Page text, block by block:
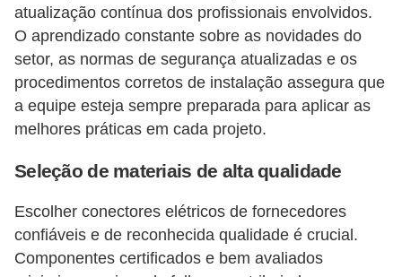
atualização contínua dos profissionais envolvidos.
O aprendizado constante sobre as novidades do
setor, as normas de segurança atualizadas e os
procedimentos corretos de instalação assegura que
a equipe esteja sempre preparada para aplicar as
melhores práticas em cada projeto.
Seleção de materiais de alta qualidade
Escolher conectores elétricos de fornecedores
confiáveis e de reconhecida qualidade é crucial.
Componentes certificados e bem avaliados